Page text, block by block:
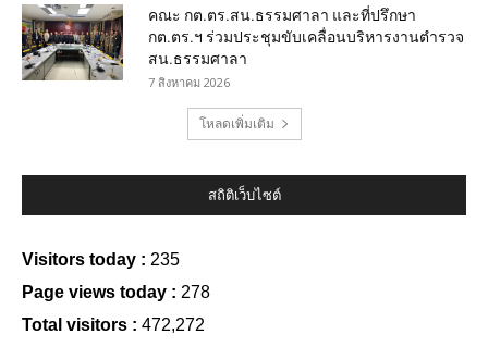
คณะ กต.ตร.สน.ธรรมศาลา และที่ปรึกษา
กต.ตร.ฯ ร่วมประชุมขับเคลื่อนบริหารงานตำรวจ
สน.ธรรมศาลา
7 สิงหาคม 2026
โหลดเพิ่มเติม
สถิติเว็บไซต์
Visitors today : 235
Page views today : 278
Total visitors : 472,272